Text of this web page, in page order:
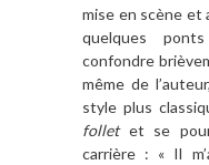
mise en scène et
quelques
confondre
même de
style plus
follet et se
carrière : « Il